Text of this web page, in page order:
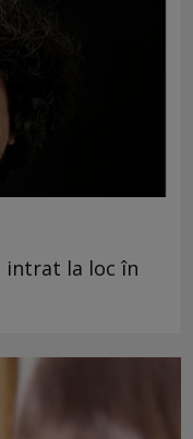
intrat la loc în